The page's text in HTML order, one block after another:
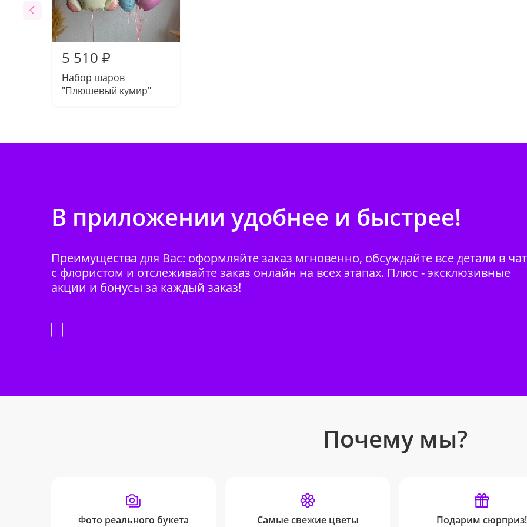
5 510 ₽
Набор шаров
"Плюшевый кумир"
В приложении удобнее и быстрее!
Преимущества для Вас: оформляйте заказ мгновенно, обсуждайте все детали в
с флористом и отслеживайте заказ онлайн на всех этапах. Плюс - эксклюзивные
акции и бонусы за каждый заказ!
Почему мы?
Фото реального букета
Самые свежие цветы Подарим сюрприз!